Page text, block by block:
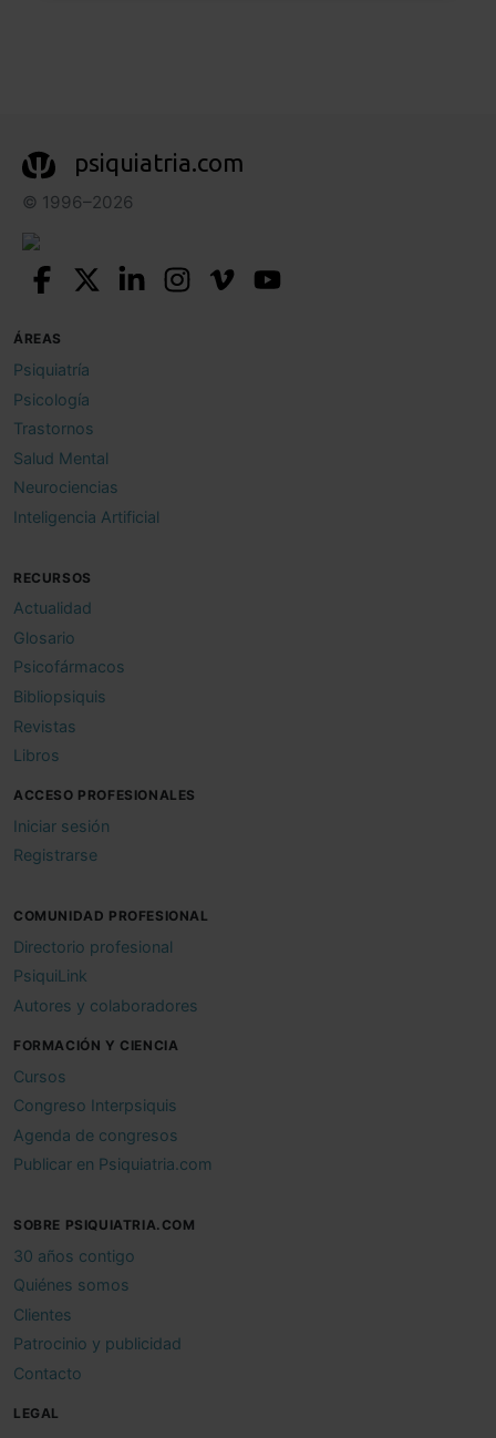
psiquiatria.com
© 1996–2026
ÁREAS
Psiquiatría
Psicología
Trastornos
Salud Mental
Neurociencias
Inteligencia Artificial
RECURSOS
Actualidad
Glosario
Psicofármacos
Bibliopsiquis
Revistas
Libros
ACCESO PROFESIONALES
Iniciar sesión
Registrarse
COMUNIDAD PROFESIONAL
Directorio profesional
PsiquiLink
Autores y colaboradores
FORMACIÓN Y CIENCIA
Cursos
Congreso Interpsiquis
Agenda de congresos
Publicar en Psiquiatria.com
SOBRE PSIQUIATRIA.COM
30 años contigo
Quiénes somos
Clientes
Patrocinio y publicidad
Contacto
LEGAL